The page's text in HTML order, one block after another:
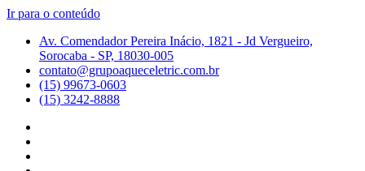
Ir para o conteúdo
Av. Comendador Pereira Inácio, 1821 - Jd Vergueiro,
Sorocaba - SP, 18030-005
contato@grupoaqueceletric.com.br
(15) 99673-0603
(15) 3242-8888